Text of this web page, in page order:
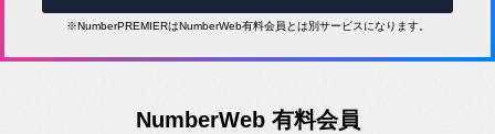
※NumberPREMIERはNumberWeb有料会員とは別サービスになります。
NumberWeb 有料会員